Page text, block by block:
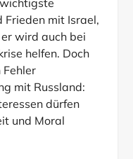
Frieden mit Israel,
wird auch bei
helfen. Doch
Fehler
mit Russland:
dürfen
und Moral